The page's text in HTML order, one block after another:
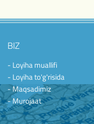
BIZ
- Loyiha muallifi
- Loyiha to'g'risida
- Maqsadimiz
- Murojaat